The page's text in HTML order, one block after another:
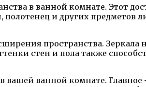
в ванной комнате. Этот
полотенец и других предметов
пространства. Зеркала
стен и пола также
вашей ванной комнате.